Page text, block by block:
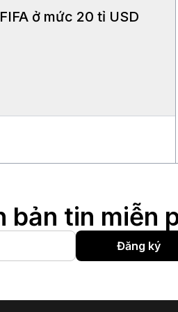
ở mức 20 tỉ USD
bản tin miễn
Đăng ký